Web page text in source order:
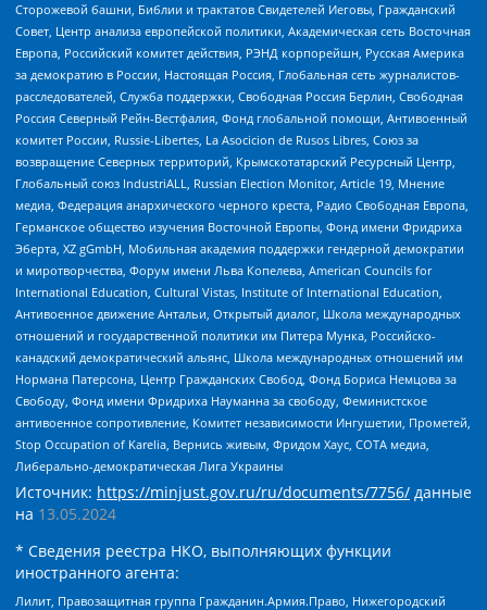
Сторожевой башни, Библии и трактатов Свидетелей Иеговы, Гражданский
Совет, Центр анализа европейской политики, Академическая сеть Восточная
Европа, Российский комитет действия, РЭНД корпорейшн, Русская Америка
за демократию в России, Настоящая Россия, Глобальная сеть журналистов-
расследователей, Служба поддержки, Свободная Россия Берлин, Свободная
Россия Северный Рейн-Вестфалия, Фонд глобальной помощи, Антивоенный
комитет России, Russie-Libertes, La Asocicion de Rusos Libres, Союз за
возвращение Северных территорий, Крымскотатарский Ресурсный Центр,
Глобальный союз IndustriALL, Russian Election Monitor, Article 19, Мнение
медиа, Федерация анархического черного креста, Радио Свободная Европа,
Германское общество изучения Восточной Европы, Фонд имени Фридриха
Эберта, XZ gGmbH, Мобильная академия поддержки гендерной демократии
и миротворчества, Форум имени Льва Копелева, American Councils for
International Education, Cultural Vistas, Institute of International Education,
Антивоенное движение Антальи, Открытый диалог, Школа международных
отношений и государственной политики им Питера Мунка, Российско-
канадский демократический альянс, Школа международных отношений им
Нормана Патерсона, Центр Гражданских Свобод, Фонд Бориса Немцова за
Свободу, Фонд имени Фридриха Науманна за свободу, Феминистское
антивоенное сопротивление, Комитет независимости Ингушетии, Прометей,
Stop Occupation of Karelia, Вернись живым, Фридом Хаус, СОТА медиа,
Либерально-демократическая Лига Украины
Источник: https://minjust.gov.ru/ru/documents/7756/ данные
на 13.05.2024
* Сведения реестра НКО, выполняющих функции
иностранного агента:
Лилит, Правозащитная группа Гражданин.Армия.Право, Нижегородский